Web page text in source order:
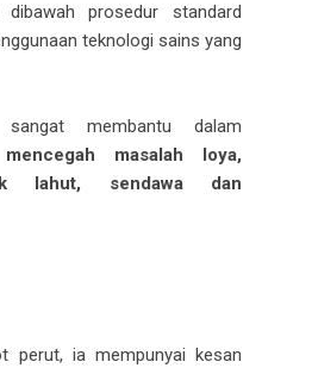
prosedur standard
teknologi sains yang
membantu dalam
masalah loya,
lahut, sendawa dan
perut, ia mempunyai kesan